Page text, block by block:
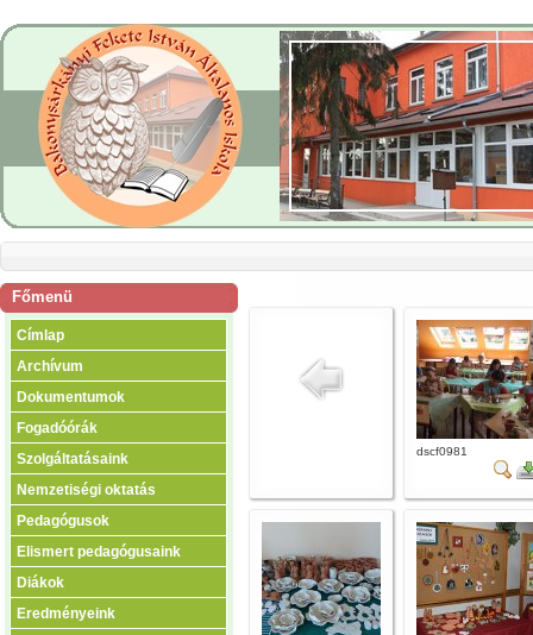
Főmenü
Címlap
Archívum
Dokumentumok
Fogadóórák
Szolgáltatásaink
Nemzetiségi oktatás
Pedagógusok
Elismert pedagógusaink
Diákok
Eredményeink
dscf0981